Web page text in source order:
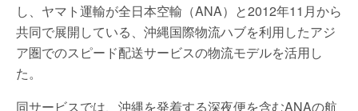
し、ヤマト運輸が全日本空輸（ANA）と2012年11月から
共同で展開している、沖縄国際物流ハブを利用したアジ
ア圏でのスピード配送サービスの物流モデルを活用し
た。
同サービスでは、沖縄を発着する深夜便を含むANAの航